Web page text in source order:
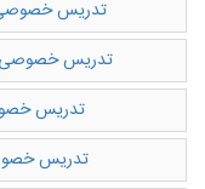
تدریس خصوصی
تدریس خصوصی
تدریس
تدریس